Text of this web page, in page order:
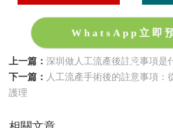
WhatsApp立即
上一篇： 深圳做人工流產後註意事項是
下一篇： 人工流產手術後的註意事項：
護理